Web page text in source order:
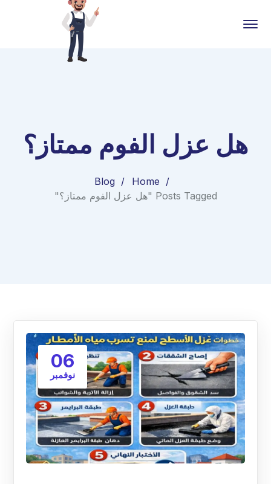
هل عزل الفوم ممتاز؟
Home
Blog
Posts Tagged "هل عزل الفوم ممتاز؟"
06
نوفمبر